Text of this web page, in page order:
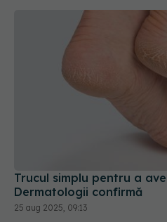
Trucul simplu pentru a
Dermatologii confirmă
25 aug 2025, 09:13